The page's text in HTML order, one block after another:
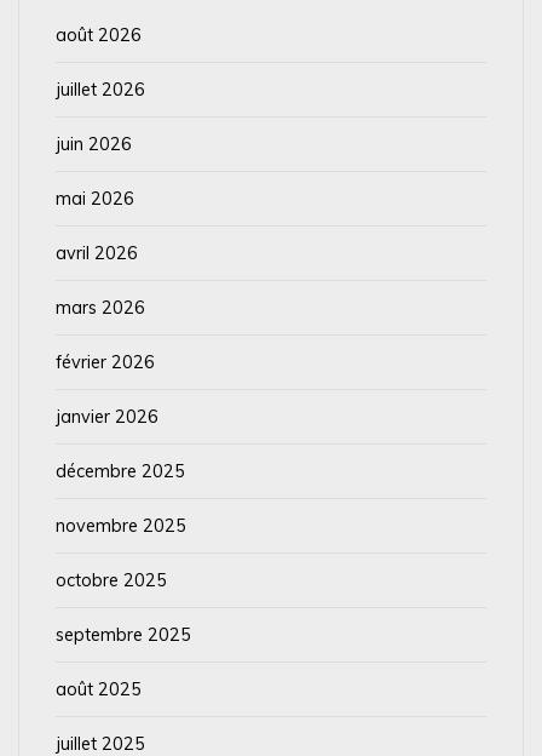
août 2026
juillet 2026
juin 2026
mai 2026
avril 2026
mars 2026
février 2026
janvier 2026
décembre 2025
novembre 2025
octobre 2025
septembre 2025
août 2025
juillet 2025